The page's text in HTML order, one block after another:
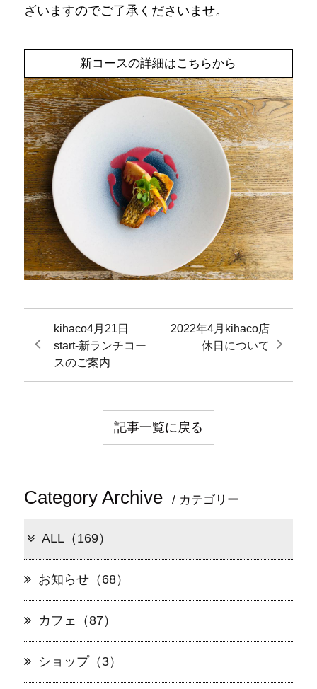
ざいますのでご了承くださいませ。
新コースの詳細はこちらから
kihaco4月21日
start-新ランチコー
スのご案内
2022年4月kihaco店
休日について
記事一覧に戻る
Category Archive / カテゴリー
ALL（169）
お知らせ（68）
カフェ（87）
ショップ（3）